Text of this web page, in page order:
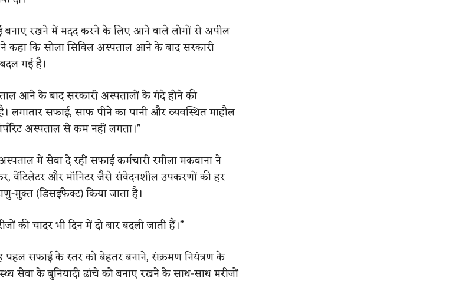
बनाए रखने में मदद करने के लिए आने वाले लोगों से अपील
कहा कि सोला सिविल अस्पताल आने के बाद सरकारी
गई है।
आने के बाद सरकारी अस्पतालों के गंदे होने की
लगातार सफाई, साफ पीने का पानी और व्यवस्थित माहौल
अस्पताल से कम नहीं लगता।”
में सेवा दे रहीं सफाई कर्मचारी रमीला मकवाना ने
वेंटिलेटर और मॉनिटर जैसे संवेदनशील उपकरणों की हर
मुक्त (डिसइंफेक्ट) किया जाता है।
की चादर भी दिन में दो बार बदली जाती हैं।”
पहल सफाई के स्तर को बेहतर बनाने, संक्रमण नियंत्रण के
सेवा के बुनियादी ढांचे को बनाए रखने के साथ-साथ मरीजों